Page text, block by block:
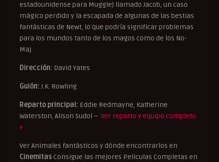
estadounidense para Muggle) llamado Jacob, un caso
mágico perdido y la escapada de algunas de las bestias
fantásticas de Newt, lo que podría significar problemas
para los mundos tanto de los magos como de los No-
Maj.
Dirección: David Yates
Guión: J.K. Rowling
Reparto principal: Eddie Redmayne, Katherine
Waterston, Alison Sudol – Ver reparto y equipo completo
»
Ver Animales fantásticos y dónde encontrarlos en
Cinemitas Consigue las mejores Peliculas Completas en